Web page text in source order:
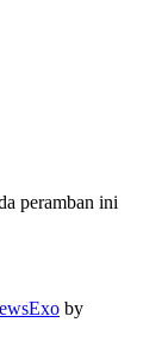
peramban ini
by